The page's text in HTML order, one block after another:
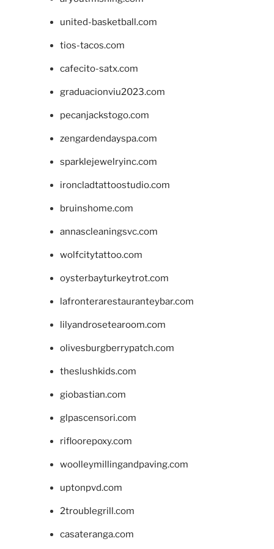
united-basketball.com
tios-tacos.com
cafecito-satx.com
graduacionviu2023.com
pecanjackstogo.com
zengardendayspa.com
sparklejewelryinc.com
ironcladtattoostudio.com
bruinshome.com
annascleaningsvc.com
wolfcitytattoo.com
oysterbayturkeytrot.com
lafronterarestauranteybar.com
lilyandrosetearoom.com
olivesburgberrypatch.com
theslushkids.com
giobastian.com
glpascensori.com
rifloorepoxy.com
woolleymillingandpaving.com
uptonpvd.com
2troublegrill.com
casateranga.com